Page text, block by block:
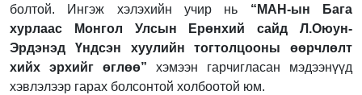
болтой. Ингэж хэлэхийн учир нь “МАН-ын Бага
хурлаас Монгол Улсын Ерөнхий сайд Л.Оюун-
Эрдэнэд Үндсэн хуулийн тогтолцооны өөрчлөлт
хийх эрхийг өглөө” хэмээн гарчигласан мэдээнүүд
хэвлэлээр гарах болсонтой холбоотой юм.